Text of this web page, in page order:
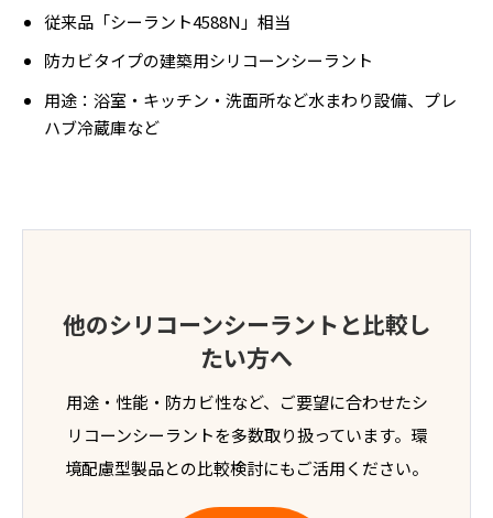
従来品「シーラント4588N」相当
防カビタイプの建築用シリコーンシーラント
用途：浴室・キッチン・洗面所など水まわり設備、プレ
ハブ冷蔵庫など
他のシリコーンシーラントと比較し
たい方へ
用途・性能・防カビ性など、ご要望に合わせたシ
リコーンシーラントを多数取り扱っています。環
境配慮型製品との比較検討にもご活用ください。